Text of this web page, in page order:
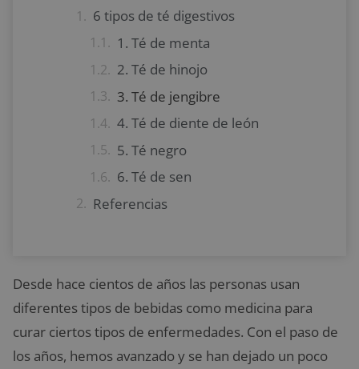
6 tipos de té digestivos
1. Té de menta
2. Té de hinojo
3. Té de jengibre
4. Té de diente de león
5. Té negro
6. Té de sen
Referencias
Desde hace cientos de años las personas usan
diferentes tipos de bebidas como medicina para
curar ciertos tipos de enfermedades. Con el paso de
los años, hemos avanzado y se han dejado un poco